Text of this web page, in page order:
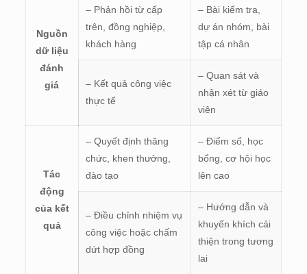
Nguồn
dữ liệu
đánh
giá
– Phản hồi từ cấp
trên, đồng nghiệp,
khách hàng
– Bài kiểm tra,
dự án nhóm, bài
tập cá nhân
– Kết quả công việc
thực tế
– Quan sát và
nhận xét từ giáo
viên
Tác
động
của kết
quả
– Quyết định thăng
chức, khen thưởng,
đào tạo
– Điểm số, học
bổng, cơ hội học
lên cao
– Điều chỉnh nhiệm vụ
công việc hoặc chấm
dứt hợp đồng
– Hướng dẫn và
khuyến khích cải
thiện trong tương
lai